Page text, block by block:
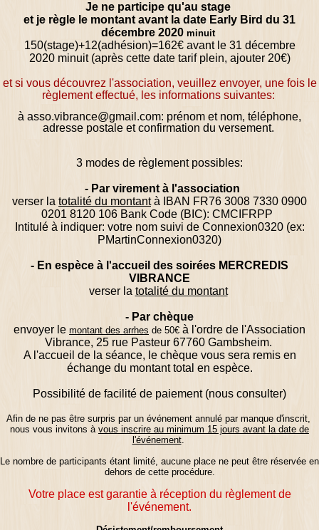
Je ne participe qu'au stage
et je règle le montant avant la date Early Bird du 31
décembre 2020 minuit
150(stage)+12(adhésion)=162€ avant le 31 décembre
2020 minuit (après cette date tarif plein, ajouter 20€)
et si vous découvrez l'association, veuillez envoyer, une fois le
règlement effectué, les informations suivantes:
à asso.vibrance@gmail.com: prénom et nom, téléphone,
adresse postale et confirmation du versement.
3 modes de règlement possibles:
- Par virement à l'association
verser la totalité du montantà
IBAN FR76 3008 7330 0900
0201 8120 106 Bank Code (BIC): CMCIFRPP
Intitulé à indiquer: votre nom suivi de Connexion0320 (ex:
PMartinConnexion0320)
- En espèce à l'accueil des soirées MERCREDIS
VIBRANCE
verser la totalité du montant
- Par chèque
envoyer le montant des arrhes de 50€ à l'ordre de l'Association
Vibrance, 25 rue Pasteur 67760 Gambsheim.
A l'accueil de la séance, le chèque vous sera remis en
échange du montant total en espèce.
Possibilité de facilité de paiement (nous consulter)
Afin de ne pas être surpris par un événementannulé par manque d'inscrit,
nous vous invitons à vous inscrire au minimum 15 jours avant la date de
l'événement.
Le nombre de participants étant limité, aucune place ne peut être réservée en
dehors de cette procédure.
Votre place est garantie à réception du règlement de
l'événement.